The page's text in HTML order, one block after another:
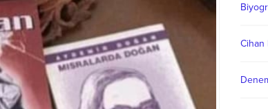
Cihan